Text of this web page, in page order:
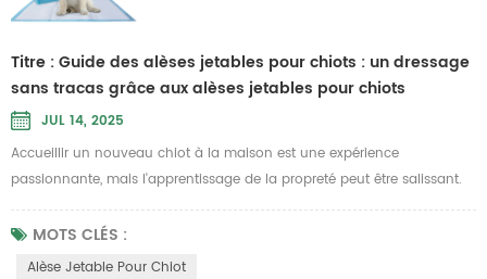
Titre : Guide des alèses jetables pour chiots : un dressage
sans tracas grâce aux alèses jetables pour chiots
JUL 14, 2025
Accueillir un nouveau chiot à la maison est une expérience
passionnante, mais l'apprentissage de la propreté peut être salissant.
Avec les bons outils, vous pouvez transformer les accidents en un
nettoyage rapide. Un produit de haute qualité Alèse jetable pour chiot
Non seulement il absorbe instantanément l'humidité, mais il garde
MOTS CLÉS :
Alèse Jetable Pour Chiot